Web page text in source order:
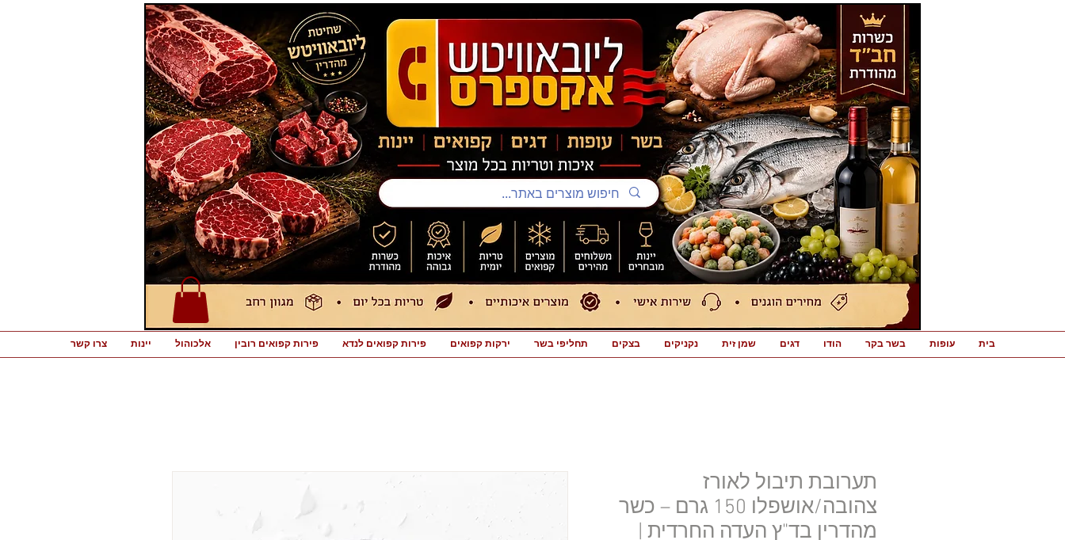
צרו קשר יינות אלכוהול פירות קפואים רובין פירות קפואים לנדא ירקות קפואים תחליפי בשר בצקים נקניקים שמן זית דגים הודו בשר בקר עופות בית
תערובת תיבול לאורז
צהובה/אושפלו 150 גרם – כשר
מהדרין בד"ץ העדה החרדית |